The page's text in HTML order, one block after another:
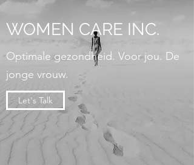
WOMEN CARE INC.
Optimale gezondheid. Voor jou. De
jonge vrouw.
Let's Talk